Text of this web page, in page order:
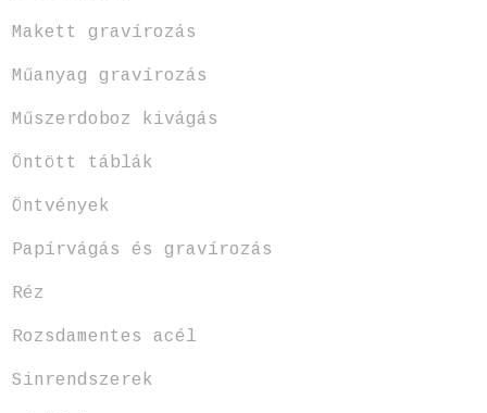
Makett gravírozás
Műanyag gravírozás
Műszerdoboz kivágás
Öntött táblák
Öntvények
Papírvágás és gravírozás
Réz
Rozsdamentes acél
Sinrendszerek